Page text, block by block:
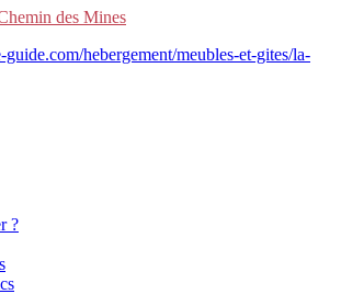
des Mines
hebergement/meubles-et-gites/la-
?